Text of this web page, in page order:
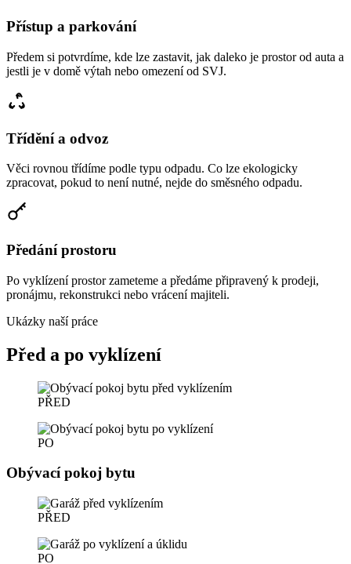
Přístup a parkování
Předem si potvrdíme, kde lze zastavit, jak daleko je prostor od auta a
jestli je v domě výtah nebo omezení od SVJ.
Třídění a odvoz
Věci rovnou třídíme podle typu odpadu. Co lze ekologicky
zpracovat, pokud to není nutné, nejde do směsného odpadu.
Předání prostoru
Po vyklízení prostor zameteme a předáme připravený k prodeji,
pronájmu, rekonstrukci nebo vrácení majiteli.
Ukázky naší práce
Před a po vyklízení
PŘED
PO
Obývací pokoj bytu
PŘED
PO